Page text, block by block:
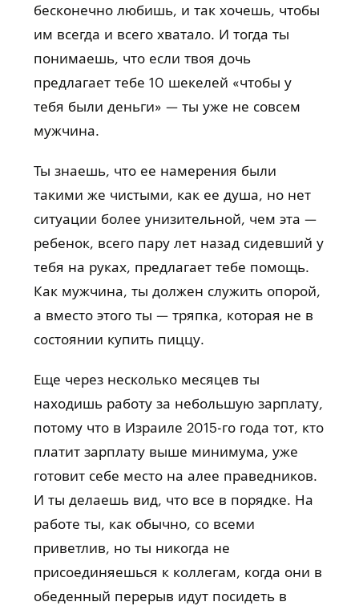
бесконечно любишь, и так хочешь, чтобы
им всегда и всего хватало. И тогда ты
понимаешь, что если твоя дочь
предлагает тебе 10 шекелей «чтобы у
тебя были деньги» — ты уже не совсем
мужчина.
Ты знаешь, что ее намерения были
такими же чистыми, как ее душа, но нет
ситуации более унизительной, чем эта —
ребенок, всего пару лет назад сидевший у
тебя на руках, предлагает тебе помощь.
Как мужчина, ты должен служить опорой,
а вместо этого ты — тряпка, которая не в
состоянии купить пиццу.
Еще через несколько месяцев ты
находишь работу за небольшую зарплату,
потому что в Израиле 2015-го года тот, кто
платит зарплату выше минимума, уже
готовит себе место на алее праведников.
И ты делаешь вид, что все в порядке. На
работе ты, как обычно, со всеми
приветлив, но ты никогда не
присоединяешься к коллегам, когда они в
обеденный перерыв идут посидеть в